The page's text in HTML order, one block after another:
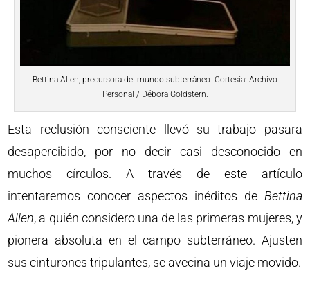
Bettina Allen, precursora del mundo subterráneo. Cortesía: Archivo
Personal / Débora Goldstern.
Esta reclusión consciente llevó su trabajo pasara
desapercibido, por no decir casi desconocido en
muchos círculos. A través de este artículo
intentaremos conocer aspectos inéditos de Bettina
Allen, a quién considero una de las primeras mujeres, y
pionera absoluta en el campo subterráneo. Ajusten
sus cinturones tripulantes, se avecina un viaje movido.